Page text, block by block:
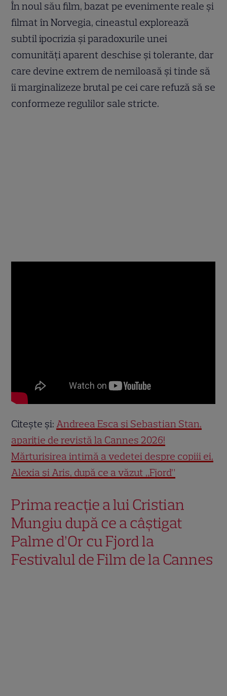
În noul său film, bazat pe evenimente reale și
filmat în Norvegia, cineastul explorează
subtil ipocrizia și paradoxurile unei
comunități aparent deschise și tolerante, dar
care devine extrem de nemiloasă și tinde să
îi marginalizeze brutal pe cei care refuză să se
conformeze regulilor sale stricte.
Citește și: Andreea Esca și Sebastian Stan,
apariție de revistă la Cannes 2026!
Mărturisirea intimă a vedetei despre copiii ei,
Alexia și Aris, după ce a văzut „Fjord”
Prima reacție a lui Cristian
Mungiu după ce a câștigat
Palme d’Or cu Fjord la
Festivalul de Film de la Cannes